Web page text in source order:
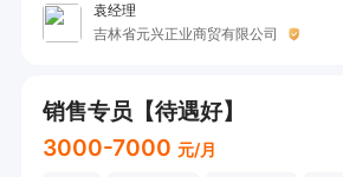
袁经理
吉林省元兴正业商贸有限公司
销售专员【待遇好】
3000-7000 元/月